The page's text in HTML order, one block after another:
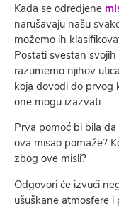
Kada se odredjene
narušavaju našu
možemo ih
Postati svestan
razumemo njihov
koja dovodi do prvog
one mogu izazvati.
Prva pomoć bi bila
ova misao pomaže?
zbog ove misli?
Odgovori će izvući
ušuškane atmosfere